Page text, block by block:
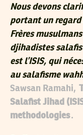
Nous devons
portant un regard
Frères
djihadistes
est l’ISIS, qui
au salafisme
Sawsan Ramahi,
Salafist Jihad
methodologies.